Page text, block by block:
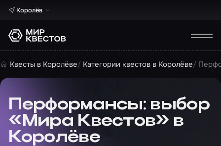
Королёв
Квесты в Королёве Категории квестов в Королёве
Перформансы: выбор
«Мира Квестов» в
Королёве